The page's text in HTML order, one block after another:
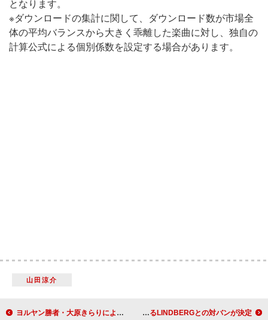
となります。
※ダウンロードの集計に関して、ダウンロード数が市場全
体の平均バランスから大きく乖離した楽曲に対し、独自の
計算公式による個別係数を設定する場合があります。
山田涼介
ヨルヤン勝者・大原きらりによるmzsrz、ドラマ『家政婦クロミは腐った家族を許さない』EDテーマにニューシングル「偽証のガベル」が決定 Sundae May Club、浦小雪（Vo.）が敬愛するLINDBERGとの対バンが決定